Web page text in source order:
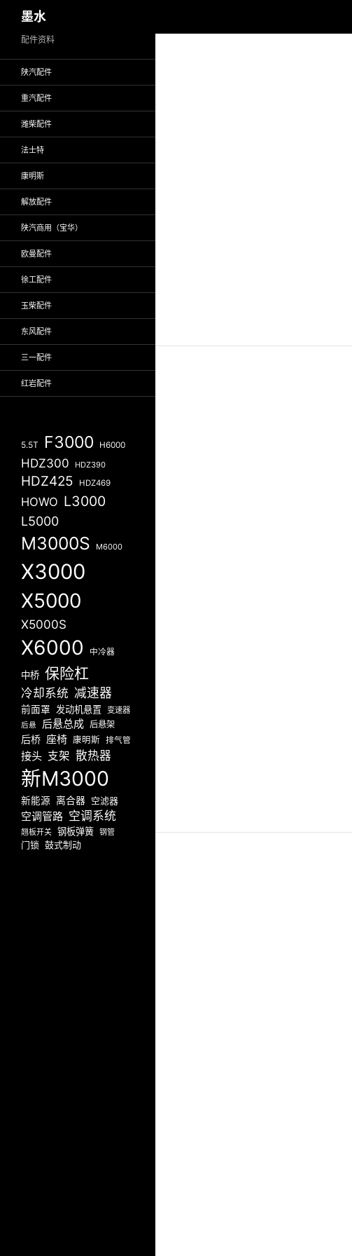
至
墨水
配件资料
陕汽配件
重汽配件
潍柴配件
法士特
康明斯
解放配件
陕汽商用（宝华）
欧曼配件
徐工配件
玉柴配件
东风配件
三一配件
红岩配件
5.5T F3000 H6000
HDZ300 HDZ390
HDZ425 HDZ469
HOWO L3000
L5000
M3000S M6000
X3000
X5000
X5000S
X6000 中冷器
中桥 保险杠
冷却系统 减速器
前面罩 发动机悬置 变速器
后悬 后悬总成 后悬架
后桥 座椅 康明斯 排气管
接头 支架 散热器
新M3000
新能源 离合器 空滤器
空调管路 空调系统
翘板开关 钢板弹簧 钢管
门锁 鼓式制动